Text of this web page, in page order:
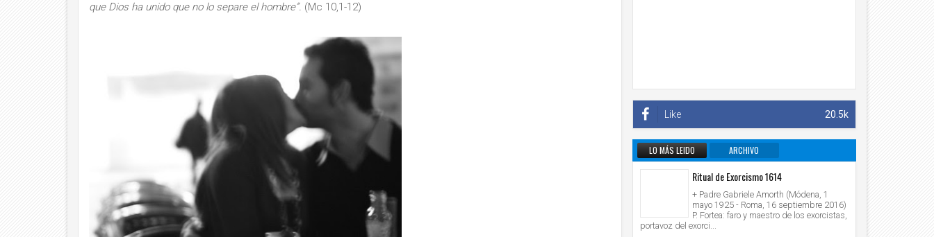
que Dios ha unido que no lo separe el hombre”. (Mc 10,1-12)
20.5k
Like
LO MÁS LEIDO
ARCHIVO
INFORMATIVO
Ritual de Exorcismo 1614
+ Padre Gabriele Amorth (Módena, 1
mayo 1925 - Roma, 16 septiembre 2016)
P. Fortea: faro y maestro de los exorcistas,
portavoz del exorci...